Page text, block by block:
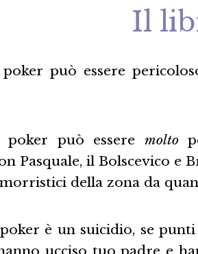
Il
può essere
poker può essere molto
Pasquale, il Bolscevico e
della zona da
è un suicidio, se
ucciso tuo padre e